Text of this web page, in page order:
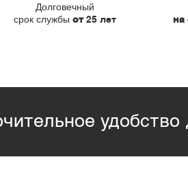
Долговечный
срок службы от25 лет на